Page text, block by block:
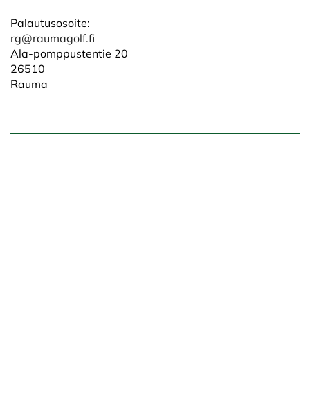
Palautusosoite:
rg@raumagolf.fi
Ala-pomppustentie 20
26510
Rauma